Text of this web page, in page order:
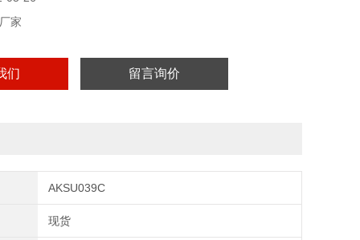
家
们 留言询价
AKSU039C
现货